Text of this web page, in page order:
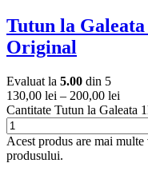
Tutun la
Original
Evaluat la 5.00 din 5
130,00 lei – 200,00 lei
Cantitate Tutun la Galeata
Acest produs are mai
produsului.